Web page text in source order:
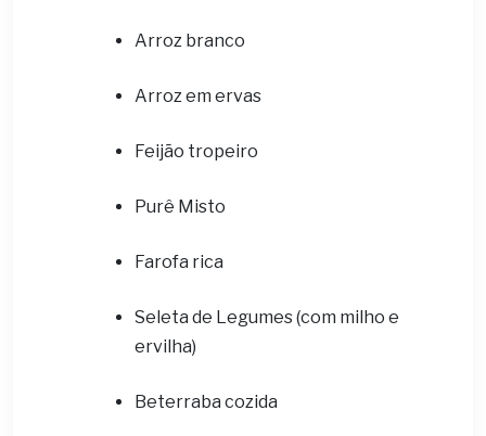
Arroz branco
Arroz em ervas
Feijão tropeiro
Purê Misto
Farofa rica
Seleta de Legumes (com milho e
ervilha)
Beterraba cozida